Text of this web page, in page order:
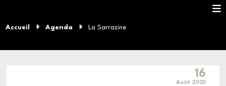
Accueil Agenda La Sarrazine
16
Août 2025